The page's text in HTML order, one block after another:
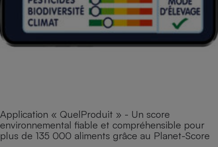
Application « QuelProduit » - Un score
environnemental fiable et compréhensible pour
plus de 135 000 aliments grâce au Planet-Score